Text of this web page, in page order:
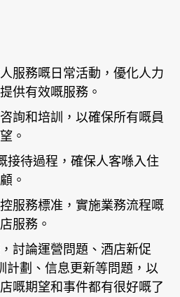
服務嘅日常活動，優化人力
供有效嘅服務。
詢和培訓，以確保所有嘅員
。
接待過程，確保人客喺入住
。
服務標准，實施業務流程嘅
服務。
討論運營問題、酒店新促
計劃、信息更新等問題，以
嘅期望和事件都有很好嘅了